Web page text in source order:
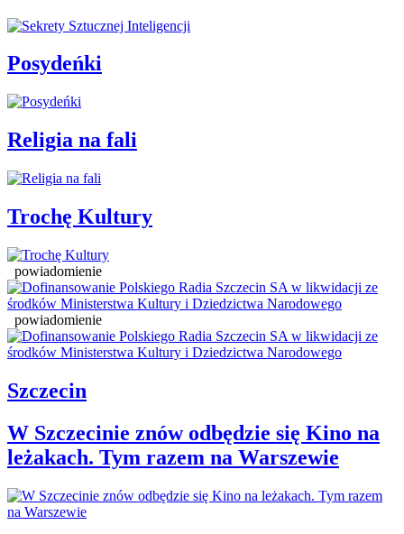
Posydeńki
Religia na fali
Trochę Kultury
powiadomienie
powiadomienie
Szczecin
W Szczecinie znów odbędzie się Kino na
leżakach. Tym razem na Warszewie